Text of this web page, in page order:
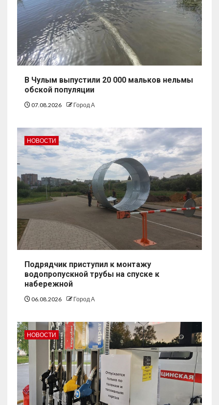
В Чулым выпустили 20 000 мальков нельмы
обской популяции
07.08.2026 Город А
НОВОСТИ
Подрядчик приступил к монтажу
водопропускной трубы на спуске к
набережной
06.08.2026 Город А
НОВОСТИ